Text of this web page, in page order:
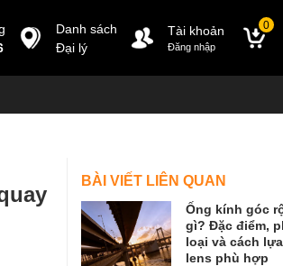
Danh sách
Đại lý
Tài khoản
Đăng nhập
0
BÀI VIẾT LIÊN QUAN
Ống kính góc
gì? Đặc điểm,
loại và cách
lens phù hợp